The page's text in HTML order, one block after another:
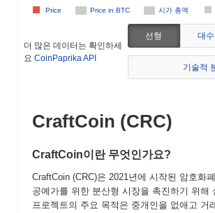
Price in BTC 시가 총액
Price
더 많은 데이터는 확인하세
요 CoinPaprika API
선형 대수
기술적
CraftCoin (CRC)
CraftCoin이란 무엇인가요?
CraftCoin (CRC)은 2021년에 시작된 암호화
공예가를 위한 분산형 시장을 촉진하기 위해
프로젝트의 주요 목적은 중개인을 없애고 거